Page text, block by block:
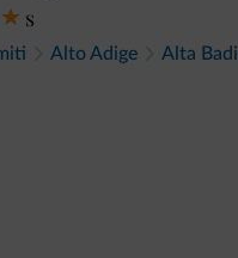
s
Alto Adige Alta